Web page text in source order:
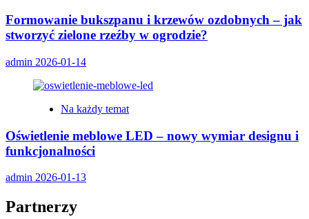
Formowanie bukszpanu i krzewów ozdobnych – jak
stworzyć zielone rzeźby w ogrodzie?
admin 2026-01-14
Na każdy temat
Oświetlenie meblowe LED – nowy wymiar designu i
funkcjonalności
admin 2026-01-13
Partnerzy